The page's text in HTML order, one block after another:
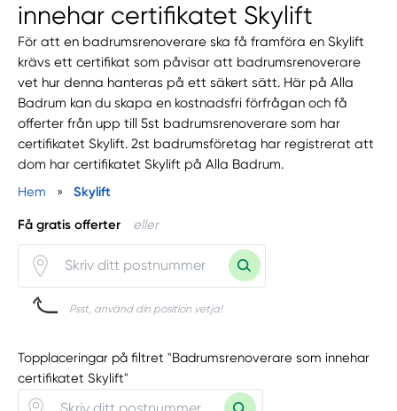
innehar certifikatet Skylift
För att en badrumsrenoverare ska få framföra en Skylift
krävs ett certifikat som påvisar att badrumsrenoverare
vet hur denna hanteras på ett säkert sätt. Här på Alla
Badrum kan du skapa en kostnadsfri förfrågan och få
offerter från upp till 5st badrumsrenoverare som har
certifikatet Skylift. 2st badrumsföretag har registrerat att
dom har certifikatet Skylift på Alla Badrum.
Hem
» Skylift
Få gratis offerter eller
Psst, använd din position vetja!
Topplaceringar på filtret "Badrumsrenoverare som innehar
certifikatet Skylift"